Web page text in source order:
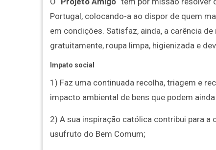
Portugal, colocando-a ao dispor de quem
em condições. Satisfaz, ainda, a carência
gratuitamente, roupa limpa, higienizada e
Impato social
1) Faz uma continuada recolha, triagem e
impacto ambiental de bens que podem
2) A sua inspiração católica contribui para
usufruto do Bem Comum;